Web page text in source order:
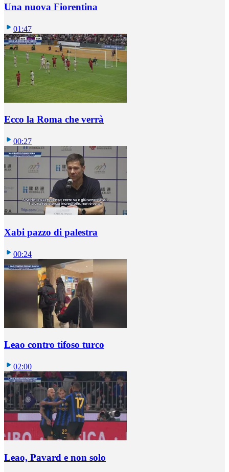
Una nuova Fiorentina
01:47
Ecco la Roma che verrà
00:27
Xabi pazzo di palestra
00:24
Leao contro tifoso turco
02:00
Leao, Pavard e non solo